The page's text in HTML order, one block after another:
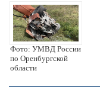
Фото: УМВД России
по Оренбургской
области